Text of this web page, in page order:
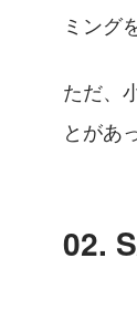
ミング
ただ、
とがあ
02.